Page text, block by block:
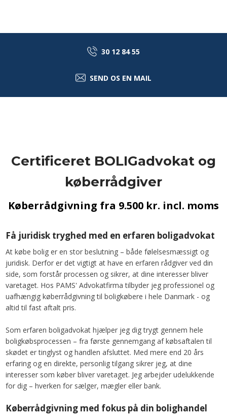
30 12 84 55​
SEND OS EN MAIL​
Certificeret BOLIGadvokat og
køberrådgiver
Køberrådgivning fra 9.500 kr. incl. moms
Få juridisk tryghed med en erfaren boligadvokat
At købe bolig er en stor beslutning – både følelsesmæssigt og
juridisk. Derfor er det vigtigt at have en erfaren rådgiver ved din
side, som forstår processen og sikrer, at dine interesser bliver
varetaget. Hos PAMS' Advokatfirma tilbyder jeg professionel og
uafhængig køberrådgivning til boligkøbere i hele Danmark - og
altid til fast aftalt pris.
Som erfaren boligadvokat hjælper jeg dig trygt gennem hele
boligkøbsprocessen – fra første gennemgang af købsaftalen til
skødet er tinglyst og handlen afsluttet. Med mere end 20 års
erfaring og en direkte, personlig tilgang sikrer jeg, at dine
interesser som køber bliver varetaget. Jeg arbejder udelukkende
for dig – hverken for sælger, mægler eller bank.
Køberrådgivning med fokus på din bolighandel